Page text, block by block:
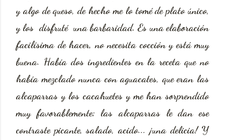
y algo de queso, de hecho me lo tomé de plato único,
y los disfruté una barbaridad. Es una elaboración
facilísima de hacer, no necesita cocción y está muy
buena. Había dos ingredientes en la receta que no
había mezclado nunca con aguacates, que eran las
alcaparras y los cacahuetes y me han sorprendido
muy favorablemente; las alcaparras le dan ese
contraste picante, salado, acido... ¡una delicia! Y